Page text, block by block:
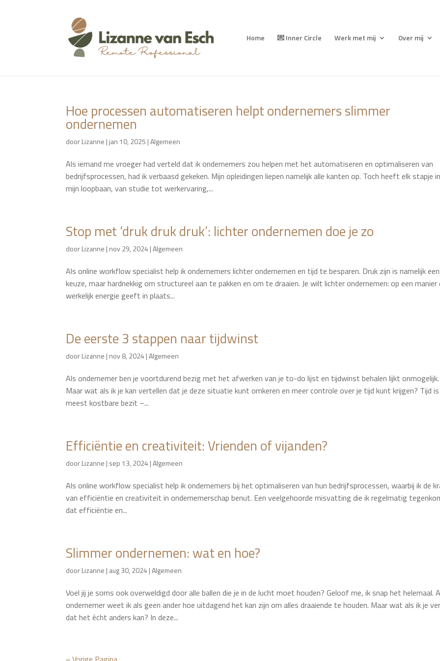
Home 💌 Inner Circle Werk met mij Over mij
Hoe processen automatiseren helpt ondernemers slimmer
ondernemen
doorLizanne | jan 10, 2025 |Algemeen
Als iemand me vroeger had verteld dat ik ondernemers zou helpen met het automatiseren en optimaliseren van
bedrijfsprocessen, had ik verbaasd gekeken. Mijn opleidingen liepen namelijk alle kanten op. Toch heeft elk stapje in
mijn loopbaan, van studie tot werkervaring,...
Stop met ‘druk druk druk’: lichter ondernemen doe je zo
doorLizanne | nov 29, 2024 |Algemeen
Als online workflow specialist help ik ondernemers lichter ondernemen en tijd te besparen. Druk zijn is namelijk een
keuze, maar hardnekkig om structureel aan te pakken en om te draaien. Je wilt lichter ondernemen: op een manier
werkelijk energie geeft in plaats...
De eerste 3 stappen naar tijdwinst
doorLizanne | nov 8, 2024 |Algemeen
Als ondernemer ben je voortdurend bezig met het afwerken van je to-do lijst en tijdwinst behalen lijkt onmogelijk.
Maar wat als ik je kan vertellen dat je deze situatie kunt omkeren en meer controle over je tijd kunt krijgen? Tijd
meest kostbare bezit –...
Efficiëntie en creativiteit: Vrienden of vijanden?
doorLizanne | sep 13, 2024 |Algemeen
Als online workflow specialist help ik ondernemers bij het optimaliseren van hun bedrijfsprocessen, waarbij ik de
van efficiëntie en creativiteit in ondernemerschap benut. Een veelgehoorde misvatting die ik regelmatig
dat efficiëntie en...
Slimmer ondernemen: wat en hoe?
doorLizanne | aug 30, 2024 |Algemeen
Voel jij je soms ook overweldigd door alle ballen die je in de lucht moet houden? Geloof me, ik snap het helemaal.
ondernemer weet ik als geen ander hoe uitdagend het kan zijn om alles draaiende te houden. Maar wat als ik je
dat het écht anders kan? In deze...